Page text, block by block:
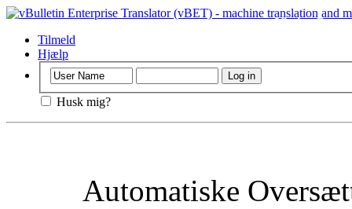
Vigtigt:
Tilmeld
Hjælp
Husk mig?
Automatiske